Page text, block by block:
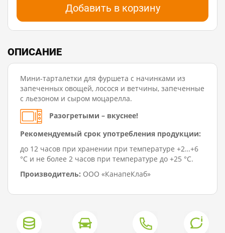
Добавить в корзину
ОПИСАНИЕ
Мини-тарталетки для фуршета с начинками из
запеченных овощей, лосося и ветчины, запеченные
с льезоном и сыром моцарелла.
Разогретыми – вкуснее!
Рекомендуемый срок употребления продукции:
до 12 часов при хранении при температуре +2…+6
°C и не более 2 часов при температуре до +25 °C.
Производитель: ООО «КанапеКлаб»